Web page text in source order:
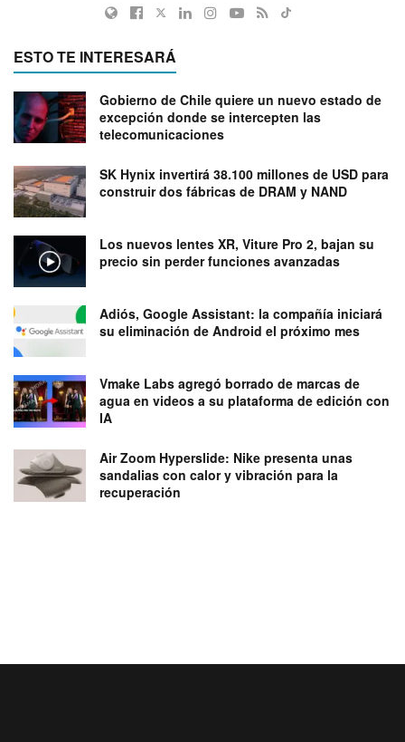
ESTO TE INTERESARÁ
Gobierno de Chile quiere un nuevo estado de
excepción donde se intercepten las
telecomunicaciones
SK Hynix invertirá 38.100 millones de USD para
construir dos fábricas de DRAM y NAND
Los nuevos lentes XR, Viture Pro 2, bajan su
precio sin perder funciones avanzadas
Adiós, Google Assistant: la compañía iniciará
su eliminación de Android el próximo mes
Vmake Labs agregó borrado de marcas de
agua en videos a su plataforma de edición con
IA
Air Zoom Hyperslide: Nike presenta unas
sandalias con calor y vibración para la
recuperación